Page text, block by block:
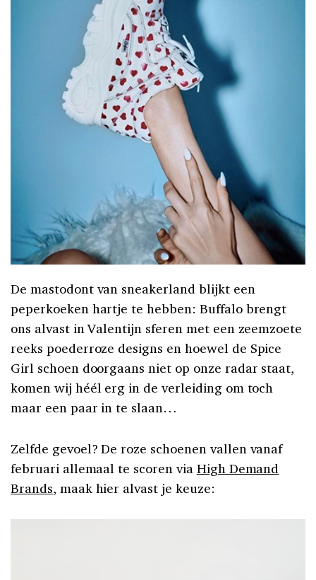
De mastodont van sneakerland blijkt een
peperkoeken hartje te hebben: Buffalo brengt
ons alvast in Valentijn sferen met een zeemzoete
reeks poederroze designs en hoewel de Spice
Girl schoen doorgaans niet op onze radar staat,
komen wij héél erg in de verleiding om toch
maar een paar in te slaan…
Zelfde gevoel? De roze schoenen vallen vanaf
februari allemaal te scoren via High Demand
Brands, maak hier alvast je keuze: